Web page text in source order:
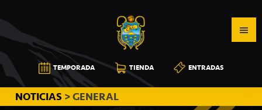
a
la
navegación
principal
al
contenido
principal
a
la
barra
lateral
principal
CB
CANARIAS
TEMPORADA TIENDA ENTRADAS
NOTICIAS > GENERAL